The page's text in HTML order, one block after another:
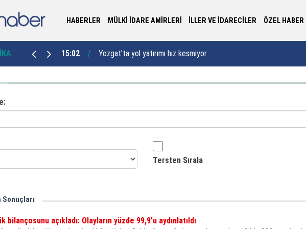
HABERLER MÜLKİ İDARE AMİRLERİ İLLER VE İDARECİLER ÖZEL HABER
14:06 Uşak İl Özel İdaresi yeni hizmet binasına kavuşuyor
Tersten Sırala
Sonuçları
bilançosunu açıkladı: Olayların yüzde 99,9’u aydınlatıldı